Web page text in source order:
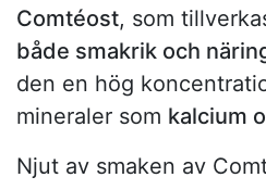
Comtéost, som
både smakrik och
den en hög
mineraler som kalcium
Njut av smaken av